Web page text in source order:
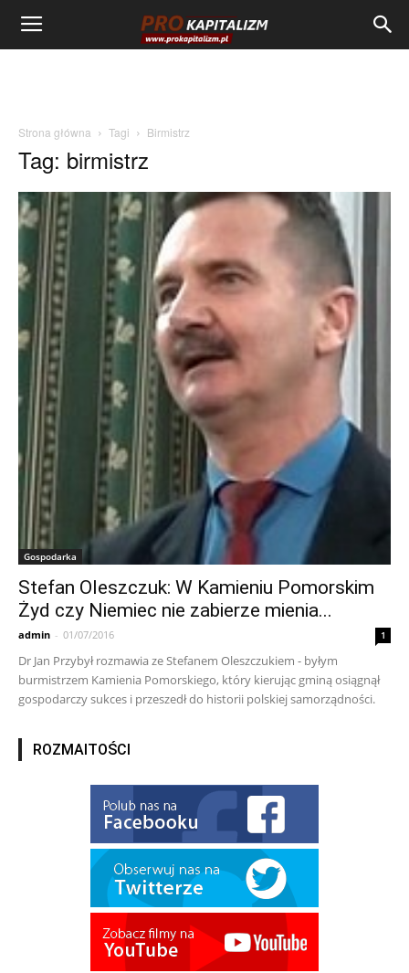
Strona główna Tagi Birmistrz
Tag: birmistrz
Gospodarka
Stefan Oleszczuk: W Kamieniu Pomorskim
Żyd czy Niemiec nie zabierze mienia...
admin - 01/07/2016 1
Dr Jan Przybył rozmawia ze Stefanem Oleszczukiem - byłym
burmistrzem Kamienia Pomorskiego, który kierując gminą osiągnął
gospodarczy sukces i przeszedł do historii polskiej samorządności.
ROZMAITOŚCI